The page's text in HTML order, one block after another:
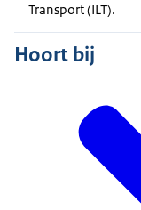
Transport (ILT).
Hoort bij